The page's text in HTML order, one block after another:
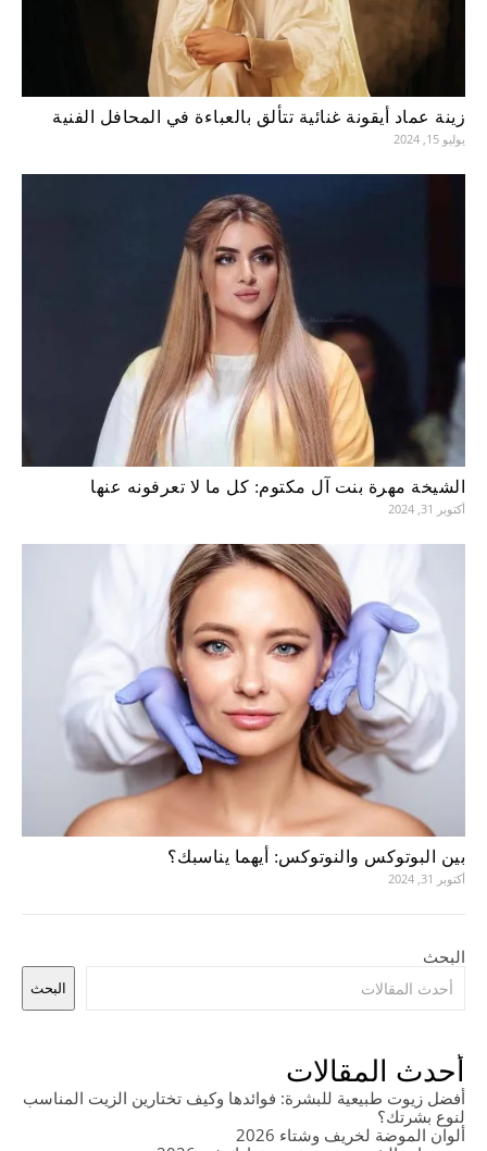
زينة عماد أيقونة غنائية تتألق بالعباءة في المحافل الفنية
يوليو 15, 2024
الشيخة مهرة بنت آل مكتوم: كل ما لا تعرفونه عنها
أكتوبر 31, 2024
بين البوتوكس والنوتوكس: أيهما يناسبك؟
أكتوبر 31, 2024
البحث
البحث
أحدث المقالات
أفضل زيوت طبيعية للبشرة: فوائدها وكيف تختارين الزيت المناسب
لنوع بشرتك؟
ألوان الموضة لخريف وشتاء 2026